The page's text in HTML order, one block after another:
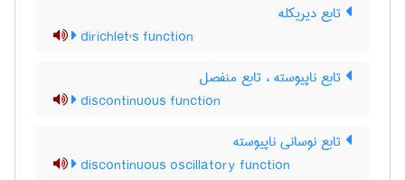
تابع دیریکله
dirichlet's function
تابع ناپیوسته ، تابع منفصل
discontinuous function
تابع نوسانی ناپیوسته
discontinuous oscillatory function